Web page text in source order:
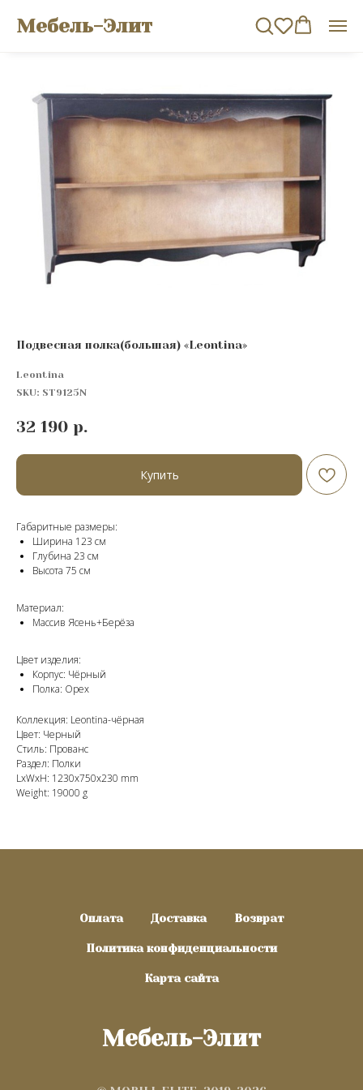
Мебель-Элит
Подвесная полка(большая) «Leontina»
Leontina
SKU: ST9125N
32 190 р.
Купить
Габаритные размеры:
Ширина 123 см
Глубина 23 см
Высота 75 cм
Материал:
Массив Ясень+Берёза
Цвет изделия:
Корпус: Чёрный
Полка: Орех
Коллекция: Leontina-чёрная
Цвет: Черный
Стиль: Прованс
Раздел: Полки
LxWxH: 1230x750x230 mm
Weight: 19000 g
Оплата Доставка Возврат
Политика конфиденциальности
Карта сайта
Мебель-Элит